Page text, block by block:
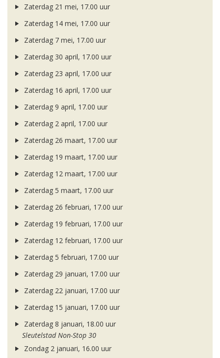
Zaterdag 21 mei, 17.00 uur
Zaterdag 14 mei, 17.00 uur
Zaterdag 7 mei, 17.00 uur
Zaterdag 30 april, 17.00 uur
Zaterdag 23 april, 17.00 uur
Zaterdag 16 april, 17.00 uur
Zaterdag 9 april, 17.00 uur
Zaterdag 2 april, 17.00 uur
Zaterdag 26 maart, 17.00 uur
Zaterdag 19 maart, 17.00 uur
Zaterdag 12 maart, 17.00 uur
Zaterdag 5 maart, 17.00 uur
Zaterdag 26 februari, 17.00 uur
Zaterdag 19 februari, 17.00 uur
Zaterdag 12 februari, 17.00 uur
Zaterdag 5 februari, 17.00 uur
Zaterdag 29 januari, 17.00 uur
Zaterdag 22 januari, 17.00 uur
Zaterdag 15 januari, 17.00 uur
Zaterdag 8 januari, 18.00 uur
Sleutelstad Non-Stop 30
Zondag 2 januari, 16.00 uur